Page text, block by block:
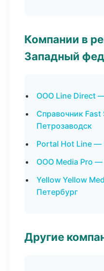
Компании в
Западный
ООО Line Direct
Справочник
Петрозаводск
Portal Hot Line —
ООО Media Pro —
Yellow Yellow
Петербург
Другие